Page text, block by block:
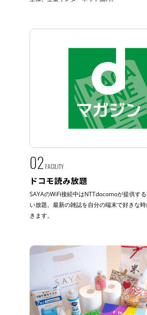
02 FACILITY
ドコモ読み放題
SAYAのWiFi接続中はNTTdocomoが提供す
い放題。最新の雑誌を自分の端末で好きな
きます。